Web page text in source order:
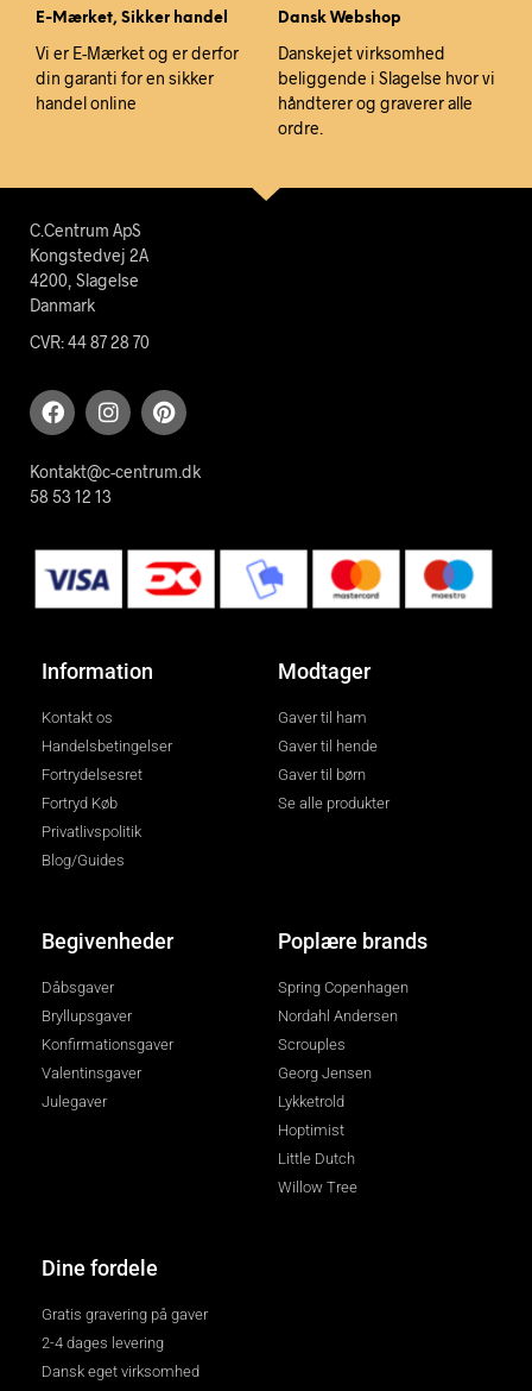
E-Mærket, Sikker handel
Vi er E-Mærket og er derfor
din garanti for en sikker
handel online
Dansk Webshop
Danskejet virksomhed
beliggende i Slagelse hvor vi
håndterer og graverer alle
ordre.
C.Centrum ApS
Kongstedvej 2A
4200, Slagelse
Danmark
CVR: 44 87 28 70
Kontakt@c-centrum.dk
58 53 12 13
Information
Kontakt os
Handelsbetingelser
Fortrydelsesret
Fortryd Køb
Privatlivspolitik
Blog/Guides
Modtager
Gaver til ham
Gaver til hende
Gaver til børn
Se alle produkter
Begivenheder
Dåbsgaver
Bryllupsgaver
Konfirmationsgaver
Valentinsgaver
Julegaver
Poplære brands
Spring Copenhagen
Nordahl Andersen
Scrouples
Georg Jensen
Lykketrold
Hoptimist
Little Dutch
Willow Tree
Dine fordele
Gratis gravering på gaver
2-4 dages levering
Dansk eget virksomhed